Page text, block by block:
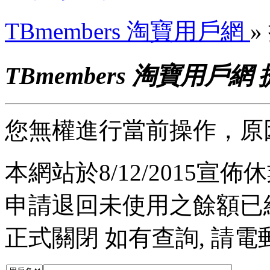
TBmembers 淘寶用戶網 »
TBmembers 淘寶用戶網
您無權進行當前操作，
本網站於8/12/2015宣佈
申請退回未使用之餘額
正式關閉 如有查詢, 請電